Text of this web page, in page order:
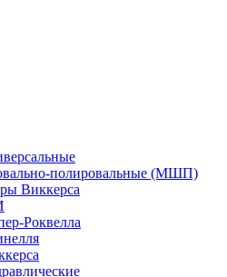
полировальные (МШП)
Виккерса
Роквелла